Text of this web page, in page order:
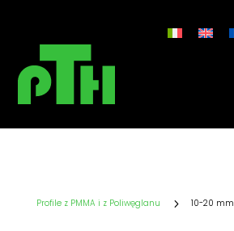
Profile z PMMA i z Poliwęglanu 5 10-20 mm